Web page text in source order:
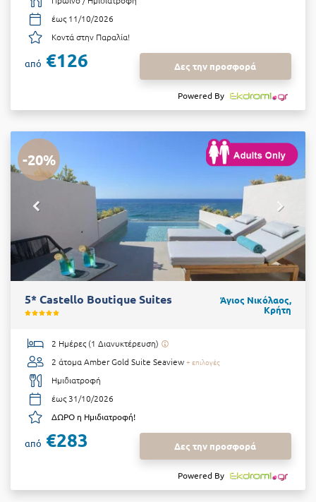
έως 11/10/2026
Κοντά στην Παραλία!
από €126 Δες την προσφορά
Powered By
-20%
5* Castello Boutique Suites
Άγιος Νικόλαος,
Κρήτη
2 Ημέρες (1 Διανυκτέρευση)
2 άτομαAmber Gold Suite Seaview + επιλογές
Ημιδιατροφή
έως 31/10/2026
ΔΩΡΟ η Ημιδιατροφή!
από €283 Δες την προσφορά
Powered By